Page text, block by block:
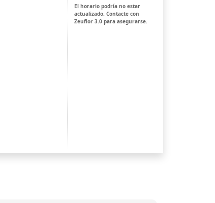
El horario podría no estar
actualizado. Contacte con
Zeuflor 3.0 para asegurarse.